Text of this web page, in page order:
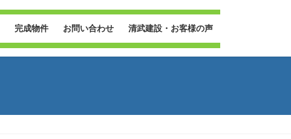
完成物件 お問い合わせ 清武建設・お客様の声